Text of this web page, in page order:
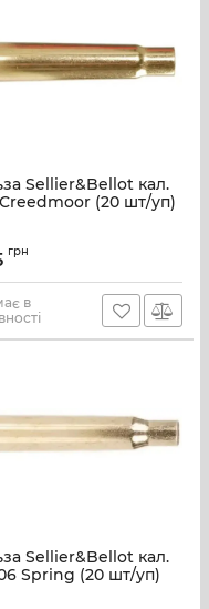
Sellier&Bellot кал.
(20 шт/уп)
грн
в
Sellier&Bellot кал.
Spring (20 шт/уп)